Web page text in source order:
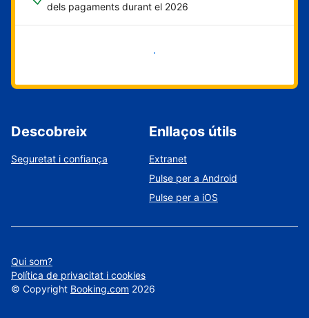
dels pagaments durant el 2026
Comença ara
Descobreix
Seguretat i confiança
Enllaços útils
Extranet
Pulse per a Android
Pulse per a iOS
Qui som?
Política de privacitat i cookies
© Copyright Booking.com 2026